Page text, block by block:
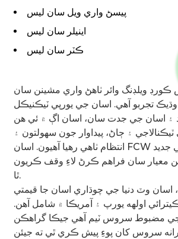
پيسڻ واري ويل سان ليس
اينيلر سان ليس
ڪٽر سان ليس
ويلڊنگ وائر ٺاهڻ واري مشينن سان
وڌيڪ تجربو آهي. اسان جي يورپي ٽيڪنيڪل
۽ اسان جي جدت سان، اسان اڳ ۾ ئي هن
۽ ڄاڻ، پيداوار جون سهولتون ۽
انتظام ٺاهي رهيا آهيون. اسان FCW مشينن کي جديد
معيار سان فراهم ڪرڻ لاءِ وقف ڪريون
ٿا.
اسان وٽ دنيا جي چوڌاري اسان جا قيمتي
اولهه يورپ ۽ آمريڪا ۾ شامل آهن.
مضبوط سروس ٽيم آهي جيڪا گراهڪن
سروس کان پوءِ پيش ڪري ٿي ته جيئن